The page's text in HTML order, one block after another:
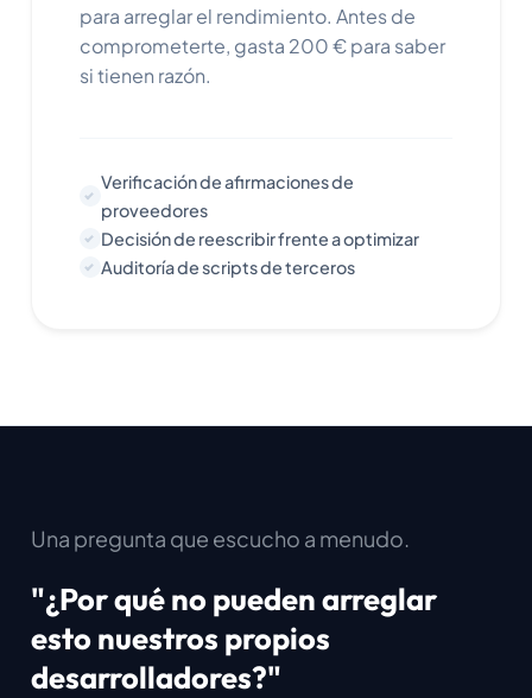
para arreglar el rendimiento. Antes de
comprometerte, gasta 200 € para saber
si tienen razón.
Verificación de afirmaciones de
proveedores
Decisión de reescribir frente a optimizar
Auditoría de scripts de terceros
Una pregunta que escucho a menudo.
"¿Por qué no pueden arreglar
esto nuestros propios
desarrolladores?"